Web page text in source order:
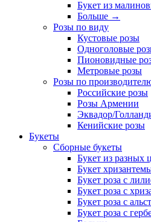
Букет из
Больше →
Розы по виду
Кустовые розы
Одноголовые
Пионовидные
Метровые розы
Розы по
Российские розы
Розы Армении
Эквадор/
Кенийские розы
Букеты
Сборные букеты
Букет из разных
Букет
Букет роза с
Букет роза с
Букет роза с
Букет роза с